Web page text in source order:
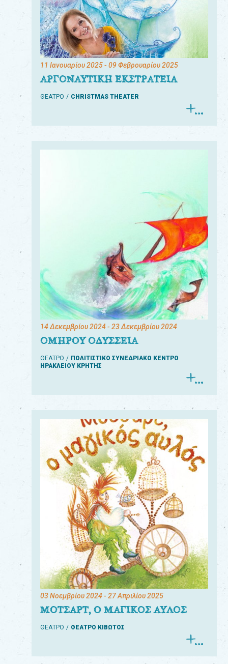
11 Ιανουαρίου 2025- 09 Φεβρουαρίου 2025
ΑΡΓΟΝΑΥΤΙΚΗ ΕΚΣΤΡΑΤΕΙΑ
ΘΕΑΤΡΟ CHRISTMAS THEATER
14 Δεκεμβρίου 2024- 23 Δεκεμβρίου 2024
ΟΜΗΡΟΥ ΟΔΥΣΣΕΙΑ
ΘΕΑΤΡΟ
ΠΟΛΙΤΙΣΤΙΚΟ ΣΥΝΕΔΡΙΑΚΟ ΚΕΝΤΡΟ
ΗΡΑΚΛΕΙΟΥ ΚΡΗΤΗΣ
03 Νοεμβρίου 2024- 27 Απριλίου 2025
ΜΟΤΣΑΡΤ, Ο ΜΑΓΙΚΟΣ ΑΥΛΟΣ
ΘΕΑΤΡΟ ΘΕΑΤΡΟ ΚΙΒΩΤΟΣ